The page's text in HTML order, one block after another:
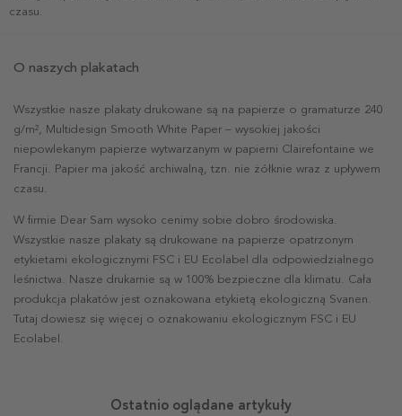
czasu.
O naszych plakatach
Wszystkie nasze plakaty drukowane są na papierze o gramaturze 240
g/m², Multidesign Smooth White Paper – wysokiej jakości
niepowlekanym papierze wytwarzanym w papierni Clairefontaine we
Francji. Papier ma jakość archiwalną, tzn. nie żółknie wraz z upływem
czasu.
W firmie Dear Sam wysoko cenimy sobie dobro środowiska.
Wszystkie nasze plakaty są drukowane na papierze opatrzonym
etykietami ekologicznymi FSC i EU Ecolabel dla odpowiedzialnego
leśnictwa. Nasze drukarnie są w 100% bezpieczne dla klimatu. Cała
produkcja plakatów jest oznakowana etykietą ekologiczną Svanen.
Tutaj dowiesz się więcej o oznakowaniu ekologicznym FSC i EU
Ecolabel.
Ostatnio oglądane artykuły